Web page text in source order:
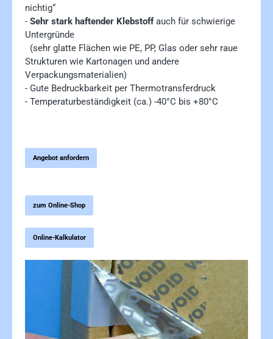
nichtig“
- Sehr stark haftender Klebstoff auch für schwierige
Untergründe
(sehr glatte Flächen wie PE, PP, Glas oder sehr raue
Strukturen wie Kartonagen und andere
Verpackungsmaterialien)
- Gute Bedruckbarkeit per Thermotransferdruck
- Temperaturbeständigkeit (ca.) -40°C bis +80°C
Angebot anfordern
zum Online-Shop
Online-Kalkulator
Bildergalerie überspringen